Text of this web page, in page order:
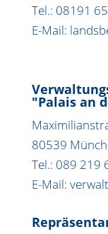
Tel.: 08191
E-Mail:
"Palais an
80539
Tel.: 089 219
E-Mail: